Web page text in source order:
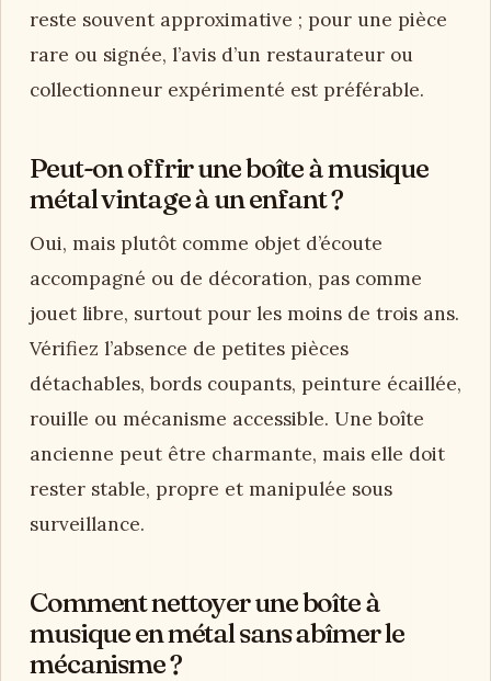
reste souvent approximative ; pour une pièce
rare ou signée, l’avis d’un restaurateur ou
collectionneur expérimenté est préférable.
Peut-on offrir une boîte à musique
métal vintage à un enfant ?
Oui, mais plutôt comme objet d’écoute
accompagné ou de décoration, pas comme
jouet libre, surtout pour les moins de trois ans.
Vérifiez l’absence de petites pièces
détachables, bords coupants, peinture écaillée,
rouille ou mécanisme accessible. Une boîte
ancienne peut être charmante, mais elle doit
rester stable, propre et manipulée sous
surveillance.
Comment nettoyer une boîte à
musique en métal sans abîmer le
mécanisme ?